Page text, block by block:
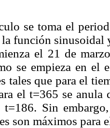
se toma el
función sinusoidal
el 21 de
se empieza en el
tales que para el
el t=365 se anula
t=186. Sin
son máximos para